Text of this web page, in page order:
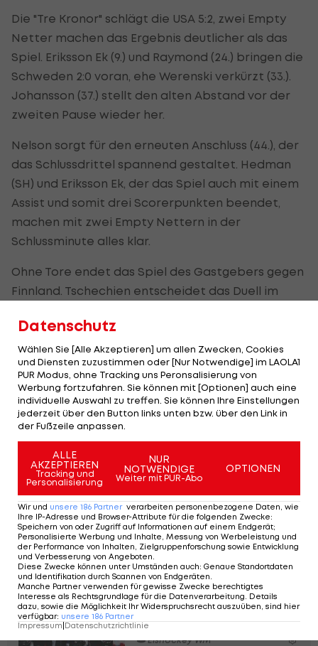
Die "Tre Kronor" schlägt die USA 5:2, zwei Empty
Netter machen das Ergebnis deutlicher als das
Spiel. Eriksson Ek (9.) und Raymond (24.) bringen die
Schweden 2:0 voran, ehe Werenski verkürzt (33.).
Johansson (37.) stellt den alten Abstand vor der
zweiten Pause wieder her.
Nelson sorgt für den erneuten Anschluss (44.), der
das Schlussdrittel spannend gestaltet. Hedman
(SH) und Eriksson Ek, der das Spiel auch mit einem
Assist und somit drei Scorerpunkten beendet,
machen mit zwei Empty Nettern in der
Schlussminute alles klar.
Ohne Tore endet das Spiel des Gastgebers gegen
Finnland. Tschechien entscheidet das Duell im
Cervenka letzten Endes mit 1:0 für sich. Alle Finnen
vergeben.
Schweiz besiegt
Norwegen in
Österreich-Gruppe
Das erwartet
Österreich beim WM-
Auftaktgegner
Dänemark
Eishockey WM
ÖEHV-Dauerbrenner:
Wer die meisten
Spiele in den Beinen
hat
Eishockey WM
Datenschutz
Wählen Sie [Alle Akzeptieren] um allen Zwecken, Cookies
und Diensten zuzustimmen oder [Nur Notwendige] im LAOLA1
PUR Modus, ohne Tracking uns Peronsalisierung von
Werbung fortzufahren. Sie können mit [Optionen] auch eine
individuelle Auswahl zu treffen. Sie können Ihre Einstellungen
jederzeit über den Button links unten bzw. über den Link in
der Fußzeile anpassen.
ALLE
AKZEPTIEREN
Tracking und
Personalisierung
NUR
NOTWENDIGE
Weiter mit PUR-Abo
OPTIONEN
Wir und unsere 186 Partner verarbeiten personenbezogene Daten, wie
Ihre IP-Adresse und Browser-Attribute für die folgenden Zwecke:
Speichern von oder Zugriff auf Informationen auf einem Endgerät;
Personalisierte Werbung und Inhalte, Messung von Werbeleistung und
der Performance von Inhalten, Zielgruppenforschung sowie Entwicklung
und Verbesserung von Angeboten.
Diese Zwecke können unter Umständen auch: Genaue Standortdaten
und Identifikation durch Scannen von Endgeräten.
Manche Partner verwenden für gewisse Zwecke berechtigtes
Interesse als Rechtsgrundlage für die Datenverarbeitung. Details
dazu, sowie die Möglichkeit Ihr Widerspruchsrecht auszuüben, sind hier
verfügbar: unsere 186 Partner
Impressum Datenschutzrichtlinie